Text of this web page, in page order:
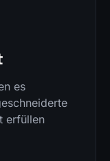
es
erfüllen